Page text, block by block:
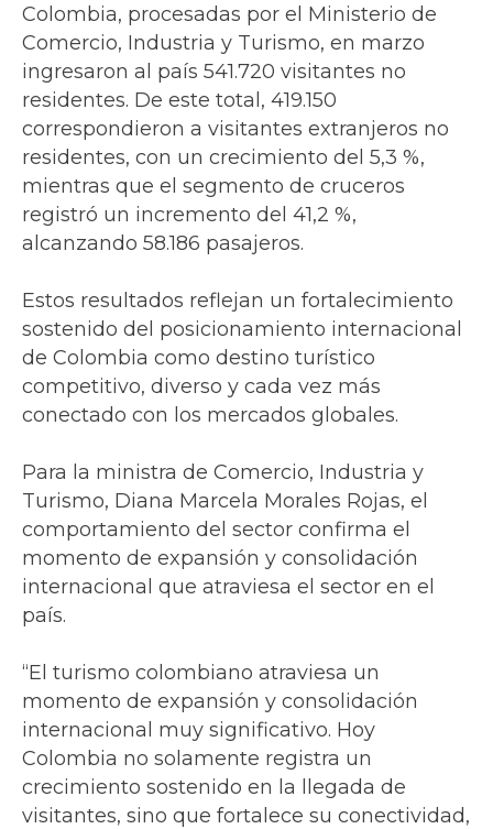
Colombia, procesadas por el Ministerio de
Comercio, Industria y Turismo, en marzo
ingresaron al país 541.720 visitantes no
residentes. De este total, 419.150
correspondieron a visitantes extranjeros no
residentes, con un crecimiento del 5,3 %,
mientras que el segmento de cruceros
registró un incremento del 41,2 %,
alcanzando 58.186 pasajeros.
Estos resultados reflejan un fortalecimiento
sostenido del posicionamiento internacional
de Colombia como destino turístico
competitivo, diverso y cada vez más
conectado con los mercados globales.
Para la ministra de Comercio, Industria y
Turismo, Diana Marcela Morales Rojas, el
comportamiento del sector confirma el
momento de expansión y consolidación
internacional que atraviesa el sector en el
país.
“El turismo colombiano atraviesa un
momento de expansión y consolidación
internacional muy significativo. Hoy
Colombia no solamente registra un
crecimiento sostenido en la llegada de
visitantes, sino que fortalece su conectividad,